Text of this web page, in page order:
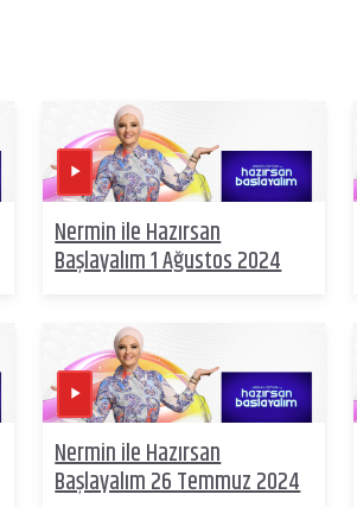
Nermin ile Hazırsan
Başlayalım 1 Ağustos 2024
Nermin ile Hazırsan
Başlayalım 26 Temmuz 2024